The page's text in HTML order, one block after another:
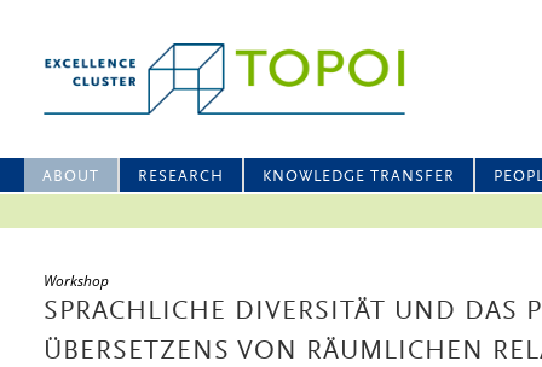
ABOUT RESEARCH KNOWLEDGE TRANSFER
Workshop
SPRACHLICHE DIVERSITÄT UND DAS
ÜBERSETZENS VON RÄUMLICHEN